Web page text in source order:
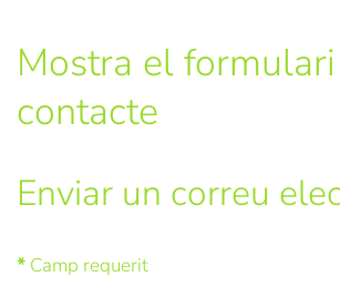
Mostra el
contacte
Enviar un correu
* Camp requerit